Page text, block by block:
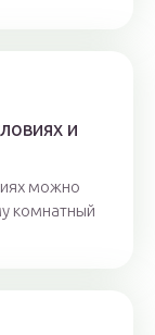
и
можно
комнатный